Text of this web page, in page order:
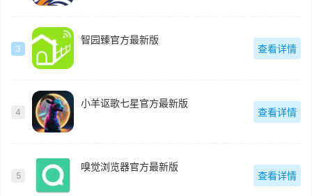
3
智园臻官方最新版
查看详情
4
小羊讴歌七星官方最新版
查看详情
5
嗅觉浏览器官方最新版
查看详情